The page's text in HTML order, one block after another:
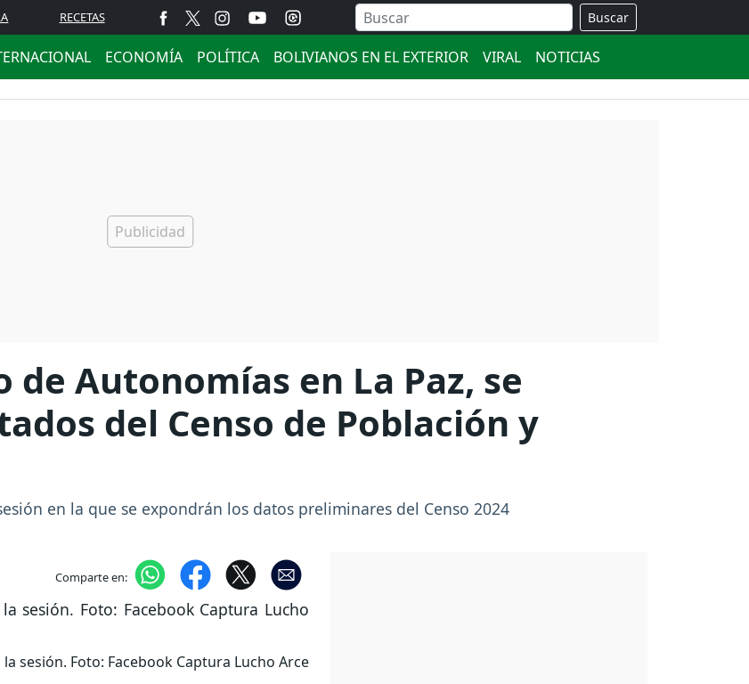
RECETAS Buscar
ECONOMÍA POLÍTICA BOLIVIANOS EN EL EXTERIOR VIRAL NOTICIAS
de Autonomías en La Paz, se
del Censo de Población y
en la que se expondrán los datos preliminares del Censo 2024
Comparte en:
sesión. Foto: Facebook Captura Lucho Arce